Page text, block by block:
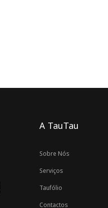
A TauTau
Sobre Nós
Serviços
Taufólio
Contactos